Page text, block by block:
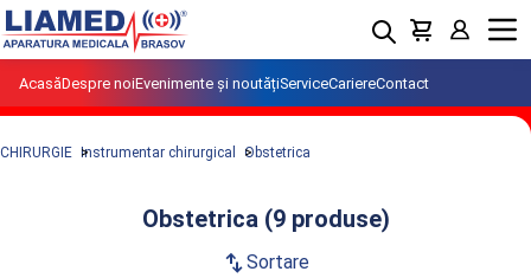
AcasăDespre noiEvenimente și noutățiServiceCariereContact
Menu
CHIRURGIE Instrumentar chirurgical Obstetrica
Obstetrica (9 produse)
swap_vertSortare